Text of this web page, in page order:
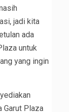
jadi kita
ada
untuk
yang ingin
Garut Plaza